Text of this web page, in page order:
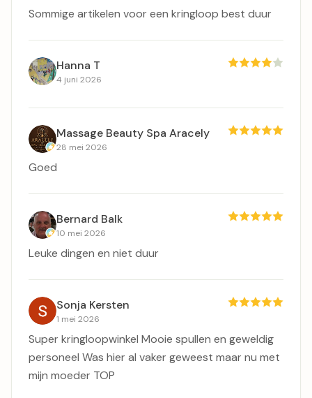
Sommige artikelen voor een kringloop best duur
Hanna T
4 juni 2026
Massage Beauty Spa Aracely
28 mei 2026
Goed
Bernard Balk
10 mei 2026
Leuke dingen en niet duur
Sonja Kersten
1 mei 2026
Super kringloopwinkel Mooie spullen en geweldig
personeel Was hier al vaker geweest maar nu met
mijn moeder TOP